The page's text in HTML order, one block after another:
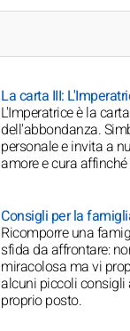
La carta III:
L'Imperatrice è la
dell'abbondanza.
personale e invita a
amore e cura
Consigli per la
Ricomporre una
sfida da affrontare:
miracolosa ma vi
alcuni piccoli
proprio posto.